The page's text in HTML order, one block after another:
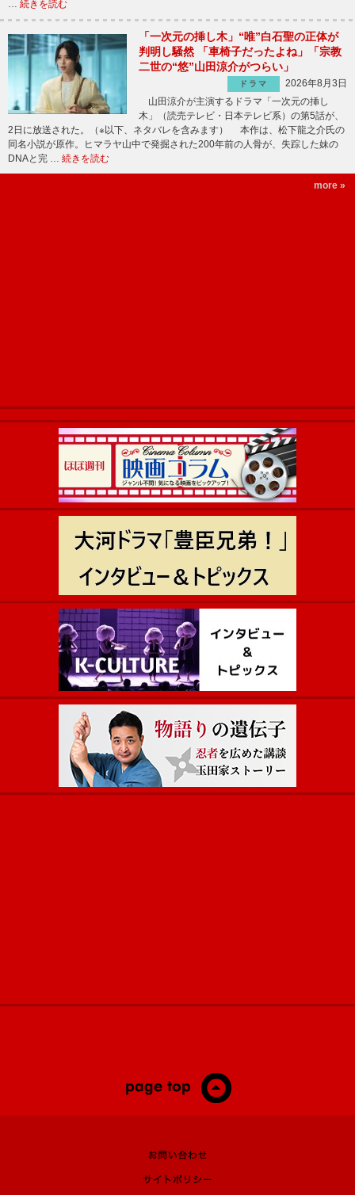
… 続きを読む
「一次元の挿し木」“唯”白石聖の正体が
判明し騒然 「車椅子だったよね」「宗教
二世の“悠”山田涼介がつらい」
ドラマ
2026年8月3日
山田涼介が主演するドラマ「一次元の挿し
木」（読売テレビ・日本テレビ系）の第5話が、
2日に放送された。（※以下、ネタバレを含みます） 本作は、松下龍之介氏の
同名小説が原作。ヒマラヤ山中で発掘された200年前の人骨が、失踪した妹の
DNAと完 … 続きを読む
more »